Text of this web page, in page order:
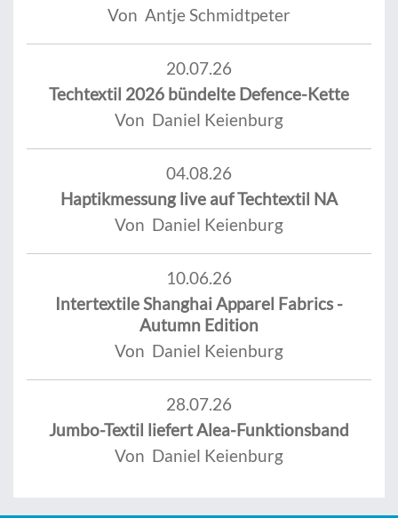
Von Antje Schmidtpeter
20.07.26
Techtextil 2026 bündelte Defence-Kette
Von Daniel Keienburg
04.08.26
Haptikmessung live auf Techtextil NA
Von Daniel Keienburg
10.06.26
Intertextile Shanghai Apparel Fabrics -
Autumn Edition
Von Daniel Keienburg
28.07.26
Jumbo-Textil liefert Alea-Funktionsband
Von Daniel Keienburg